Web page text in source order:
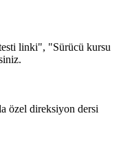
linki", "Sürücü kursu
özel direksiyon dersi